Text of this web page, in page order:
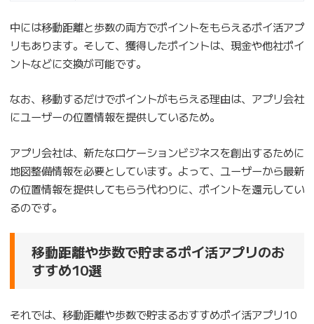
中には移動距離と歩数の両方でポイントをもらえるポイ活アプ
リもあります。そして、獲得したポイントは、現金や他社ポイ
ントなどに交換が可能です。
なお、移動するだけでポイントがもらえる理由は、アプリ会社
にユーザーの位置情報を提供しているため。
アプリ会社は、新たなロケーションビジネスを創出するために
地図整備情報を必要としています。よって、ユーザーから最新
の位置情報を提供してもらう代わりに、ポイントを還元してい
るのです。
移動距離や歩数で貯まるポイ活アプリのお
すすめ10選
それでは、移動距離や歩数で貯まるおすすめポイ活アプリ10